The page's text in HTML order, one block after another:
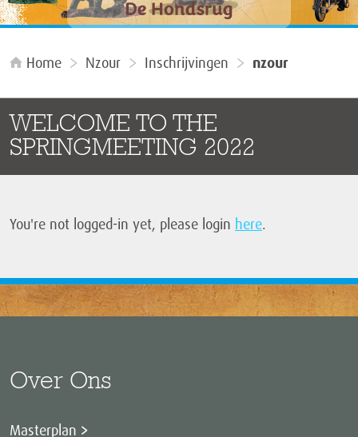
Home Nzour Inschrijvingen nzour
WELCOME TO THE
SPRINGMEETING 2022
You're not logged-in yet, please login here.
Over Ons
Masterplan